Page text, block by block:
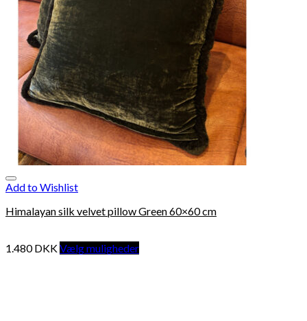
Add to Wishlist
Himalayan silk velvet pillow Green 60×60 cm
1.480DKKVælg muligheder